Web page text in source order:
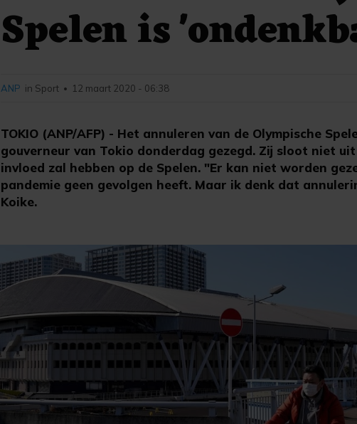
Spelen is
TOKIO (ANP/AFP) - Het annuleren van de Olympische
gouverneur van Tokio donderdag gezegd. Zij sloot niet
invloed zal hebben op de Spelen. "Er kan niet worden
pandemie geen gevolgen heeft. Maar ik denk dat
Koike.
ANP in Sport • 12 maart 2020 - 06:38